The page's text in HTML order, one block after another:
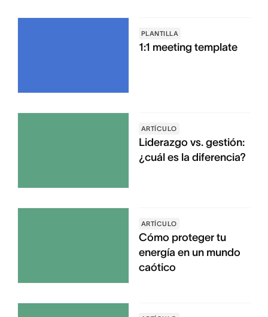
PLANTILLA
1:1 meeting template
ARTÍCULO
Liderazgo vs. gestión:
¿cuál es la diferencia?
ARTÍCULO
Cómo proteger tu
energía en un mundo
caótico